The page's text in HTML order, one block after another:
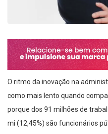
O ritmo da inovação na
como mais lento quando
porque dos 91 milhões de
mi (12,45%) são funcionários
ambientes ainda precisam